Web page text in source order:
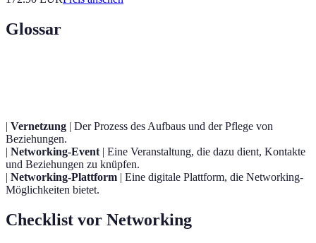
Glossar
| Vernetzung | Der Prozess des Aufbaus und der Pflege von
Beziehungen.
| Networking-Event | Eine Veranstaltung, die dazu dient, Kontakte
und Beziehungen zu knüpfen.
| Networking-Plattform | Eine digitale Plattform, die Networking-
Möglichkeiten bietet.
Checklist vor Networking